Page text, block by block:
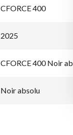
CFORCE 400
2025
CFORCE 400 Noir
Noir absolu